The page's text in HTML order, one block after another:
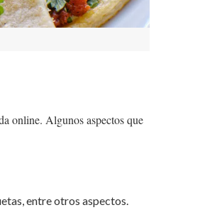
online. Algunos aspectos que
entre otros aspectos.